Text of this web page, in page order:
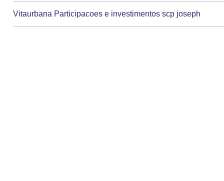
Vitaurbana Participacoes e investimentos scp joseph